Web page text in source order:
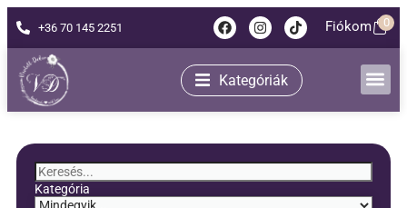
+36 70 145 2251 Fiókom 0
Kategóriák
Kategória